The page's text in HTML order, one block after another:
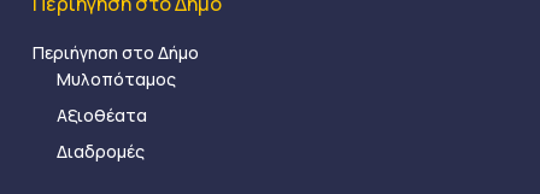
Περιήγηση στο Δήμο
Μυλοπόταμος
Αξιοθέατα
Διαδρομές